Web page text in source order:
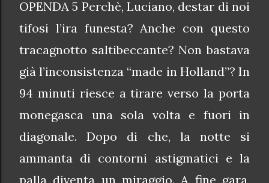
OPENDA 5 Perchè, Luciano, destar di noi
tifosi l’ira funesta? Anche con questo
tracagnotto saltibeccante? Non bastava
già l’inconsistenza “made in Holland”? In
94 minuti riesce a tirare verso la porta
monegasca una sola volta e fuori in
diagonale. Dopo di che, la notte si
ammanta di contorni astigmatici e la
palla diventa un miraggio. A fine gara,